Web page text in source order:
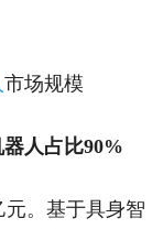
市场规模
人占比90%
元。基于具身智